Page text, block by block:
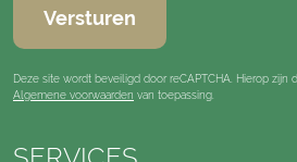
Versturen
Deze site wordt beveiligd door reCAPTCHA. Hierop zijn
Algemene voorwaarden van toepassing.